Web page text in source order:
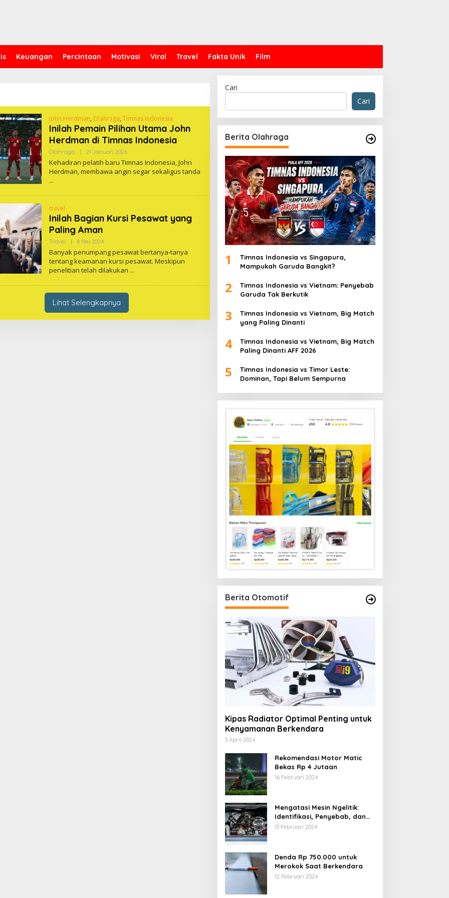
Keuangan Percintaan Motivasi Viral Travel Fakta Unik Film
John Herdman, Olahraga, Timnas Indonesia
Inilah Pemain Pilihan Utama John
Herdman di Timnas Indonesia
Olahraga 21 Januari 2026Oleh
Kehadiran pelatih baru Timnas Indonesia, John
Herdman, membawa angin segar sekaligus tanda
travel
Inilah Bagian Kursi Pesawat yang
Paling Aman
Travel 8 Mei 2024Oleh
Banyak penumpang pesawat bertanya-tanya
tentang keamanan kursi pesawat. Meskipun
penelitian telah dilakukan
Lihat Selengkapnya
Cari
Cari
Berita Olahraga
1
Timnas Indonesia vs Singapura,
Mampukah Garuda Bangkit?
2
Timnas Indonesia vs Vietnam: Penyebab
Garuda Tak Berkutik
3
Timnas Indonesia vs Vietnam, Big Match
yang Paling Dinanti
4
Timnas Indonesia vs Vietnam, Big Match
Paling Dinanti AFF 2026
5
Timnas Indonesia vs Timor Leste:
Dominan, Tapi Belum Sempurna
Berita Otomotif
Kipas Radiator Optimal Penting untuk
Kenyamanan Berkendara
3 April 2024
Rekomendasi Motor Matic
Bekas Rp 4 Jutaan
16 Februari 2024
Mengatasi Mesin Ngelitik:
Identifikasi, Penyebab, dan
Solusi
13 Februari 2024
Denda Rp 750.000 untuk
Merokok Saat Berkendara
12 Februari 2024